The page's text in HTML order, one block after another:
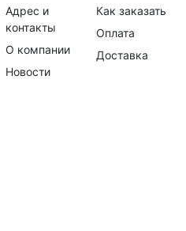
Адрес и
контакты
О компании
Новости
Как заказать
Оплата
Доставка